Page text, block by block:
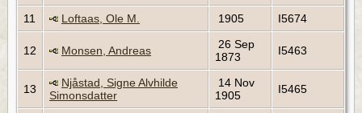
11
Loftaas, Ole M. 1905 I5674
12 Monsen, Andreas
26 Sep
1873
I5463
13
Njåstad, Signe Alvhilde
Simonsdatter
14 Nov
1905
I5465